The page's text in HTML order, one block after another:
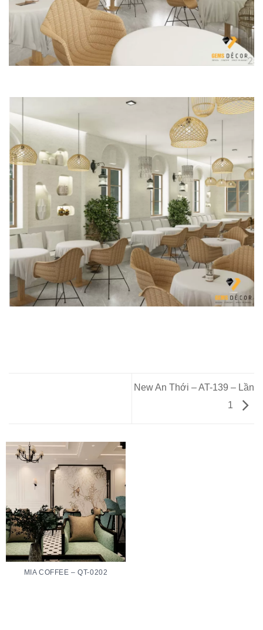
New An Thới – AT-139 – Lần
1
MIA COFFEE – QT-0202